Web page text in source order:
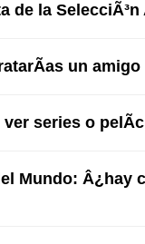
de la
un
ver series o
Mundo: Â¿hay